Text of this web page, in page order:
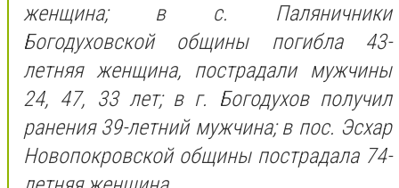
женщина; в с. Паляничники
Богодуховской общины погибла 43-
летняя женщина, пострадали мужчины
24, 47, 33 лет; в г. Богодухов получил
ранения 39-летний мужчина; в пос. Эсхар
Новопокровской общины пострадала 74-